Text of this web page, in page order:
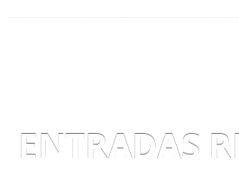
ENTRADAS